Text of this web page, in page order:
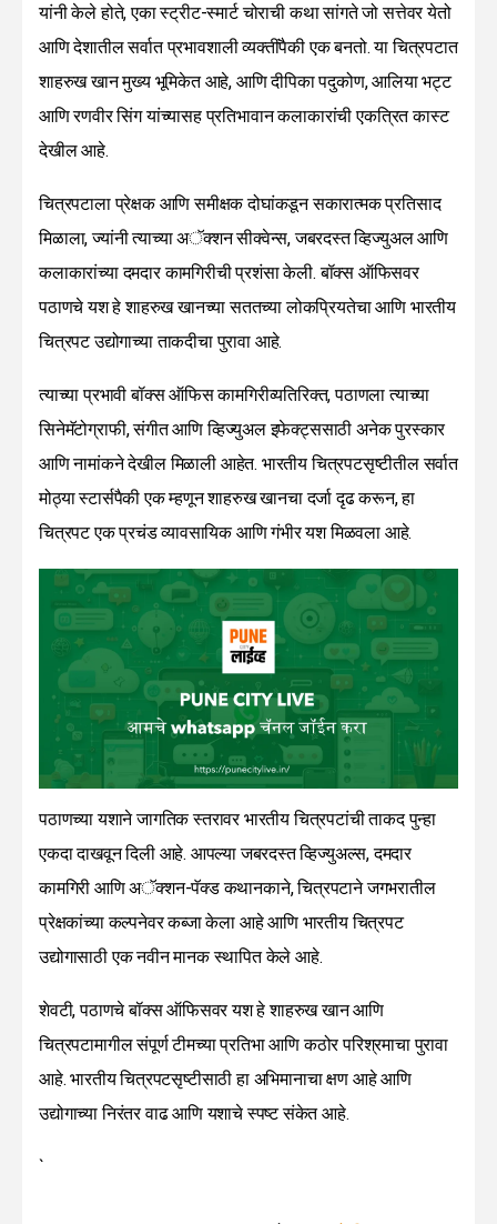
यांनी केले होते, एका स्ट्रीट-स्मार्ट चोराची कथा सांगते जो सत्तेवर येतो
आणि देशातील सर्वात प्रभावशाली व्यक्तींपैकी एक बनतो. या चित्रपटात
शाहरुख खान मुख्य भूमिकेत आहे, आणि दीपिका पदुकोण, आलिया भट्ट
आणि रणवीर सिंग यांच्यासह प्रतिभावान कलाकारांची एकत्रित कास्ट
देखील आहे.
चित्रपटाला प्रेक्षक आणि समीक्षक दोघांकडून सकारात्मक प्रतिसाद
मिळाला, ज्यांनी त्याच्या अॅक्शन सीक्वेन्स, जबरदस्त व्हिज्युअल आणि
कलाकारांच्या दमदार कामगिरीची प्रशंसा केली. बॉक्स ऑफिसवर
पठाणचे यश हे शाहरुख खानच्या सततच्या लोकप्रियतेचा आणि भारतीय
चित्रपट उद्योगाच्या ताकदीचा पुरावा आहे.
त्याच्या प्रभावी बॉक्स ऑफिस कामगिरीव्यतिरिक्त, पठाणला त्याच्या
सिनेमॅटोग्राफी, संगीत आणि व्हिज्युअल इफेक्ट्ससाठी अनेक पुरस्कार
आणि नामांकने देखील मिळाली आहेत. भारतीय चित्रपटसृष्टीतील सर्वात
मोठ्या स्टार्सपैकी एक म्हणून शाहरुख खानचा दर्जा दृढ करून, हा
चित्रपट एक प्रचंड व्यावसायिक आणि गंभीर यश मिळवला आहे.
पठाणच्या यशाने जागतिक स्तरावर भारतीय चित्रपटांची ताकद पुन्हा
एकदा दाखवून दिली आहे. आपल्या जबरदस्त व्हिज्युअल्स, दमदार
कामगिरी आणि अॅक्शन-पॅक्ड कथानकाने, चित्रपटाने जगभरातील
प्रेक्षकांच्या कल्पनेवर कब्जा केला आहे आणि भारतीय चित्रपट
उद्योगासाठी एक नवीन मानक स्थापित केले आहे.
शेवटी, पठाणचे बॉक्स ऑफिसवर यश हे शाहरुख खान आणि
चित्रपटामागील संपूर्ण टीमच्या प्रतिभा आणि कठोर परिश्रमाचा पुरावा
आहे. भारतीय चित्रपटसृष्टीसाठी हा अभिमानाचा क्षण आहे आणि
उद्योगाच्या निरंतर वाढ आणि यशाचे स्पष्ट संकेत आहे.
`